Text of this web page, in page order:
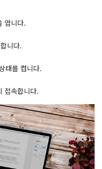
엽니다.
니다.
태를 켭니다.
접속합니다.